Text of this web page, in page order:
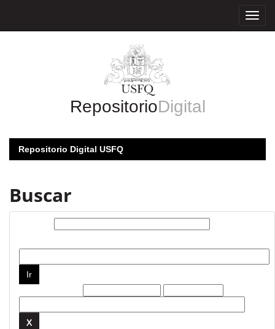
RepositorioDigital
Repositorio Digital USFQ
Buscar